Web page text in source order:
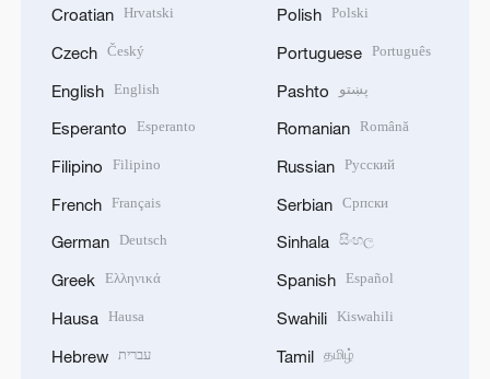
Croatian Hrvatski
Czech Český
English English
Esperanto Esperanto
Filipino Filipino
French Français
German Deutsch
Greek Ελληνικά
Hausa Hausa
Hebrew עברית
Polish Polski
Portuguese Português
Pashto پښتو
Romanian Română
Russian Русский
Serbian Српски
Sinhala සිංහල
Spanish Español
Swahili Kiswahili
Tamil தமிழ்